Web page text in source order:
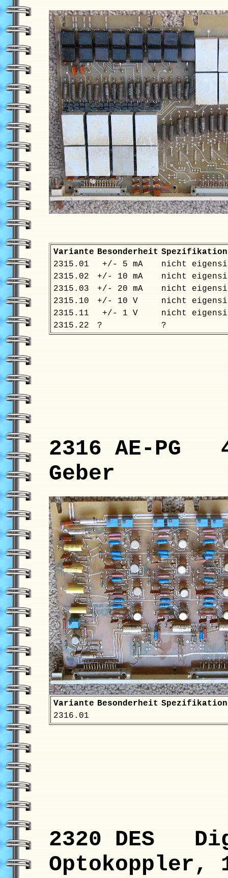
Variante Besonderheit Spezifikation
2315.01
+/- 5 mA
nicht
2315.02
+/- 10 mA
nicht
2315.03
+/- 20 mA
nicht
2315.10
+/- 10 V
nicht
2315.11
+/- 1 V
nicht
2315.22
? ?
2316 AE-PG
Geber
Variante Besonderheit Spezifikation
2316.01
2320 DES
Optokoppler,